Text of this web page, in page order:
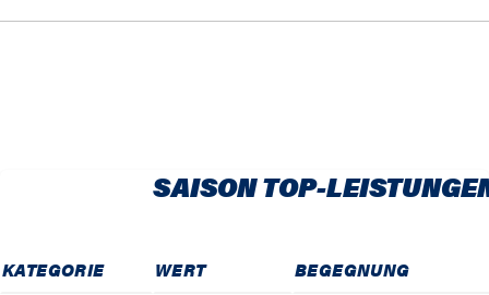
SAISON TOP-
KATEGORIE WERT BEGEGNUNG